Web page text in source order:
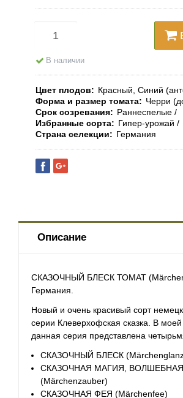
В наличии
Цвет плодов
Красный, Синий
Форма и размер томата
Черри
Срок созревания
Раннеспелые
Избранные сорта
Гипер-урожай
Страна селекции
Германия
Описание
СКАЗОЧНЫЙ БЛЕСК ТОМАТ
Германия.
Новый и очень красивый сорт
серии Клеверхофская сказка. В моей
данная серия представлена
СКАЗОЧНЫЙ БЛЕСК
СКАЗОЧНАЯ МАГИЯ,
(Märchenzauber)
СКАЗОЧНАЯ ФЕЯ (Märchenfee)